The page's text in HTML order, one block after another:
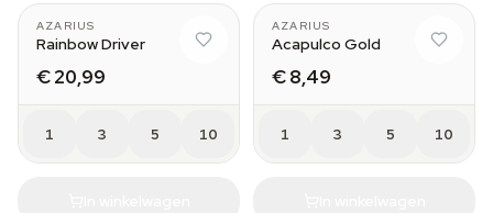
AZARIUS
Rainbow Driver
€ 20,99
1 3 5 10
AZARIUS
Acapulco Gold
€ 8,49
1 3 5 10